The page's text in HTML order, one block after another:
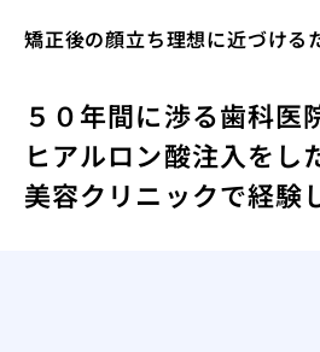
矯正後の顔立ち理想に近づける
５０年間に渉る歯科医
ヒアルロン酸注入をし
美容クリニックで経験